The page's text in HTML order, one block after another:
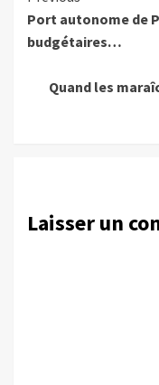
Reading
Port autonome de
budgétaires…
Quand les
Laisser un